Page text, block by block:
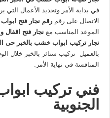
في بداية الأمر وتحديد الأعمال التي
الاتصال على رقمرقم نجار فتح
الموعد المناسب مع نجار فتح اقفال
نجار تركيب ابواب خشب بالخبر حى
بالعميلتركيب ستائر بالخبر خلال
المنافسة في نهاية الأمر.
فني تركيب
الجنوبية